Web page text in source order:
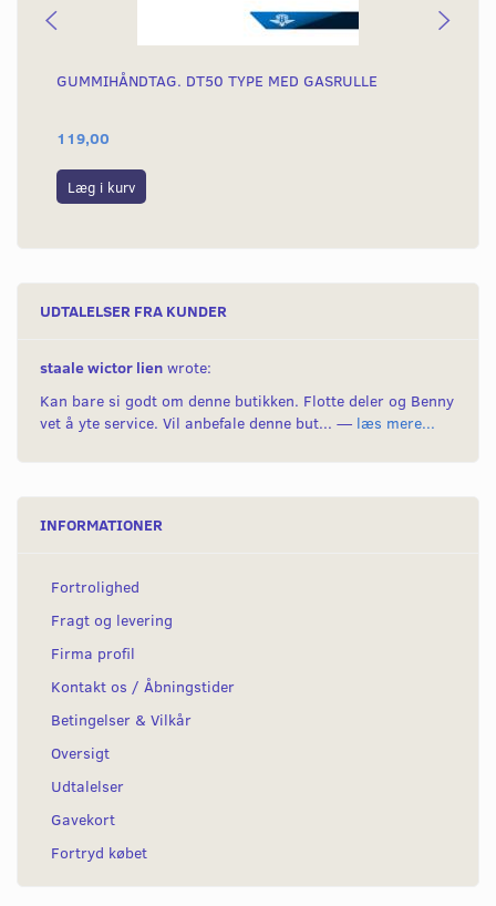
GUMMIHÅNDTAG. DT50 TYPE MED GASRULLE
119,00
Læg i kurv
UDTALELSER FRA KUNDER
staale wictor lien wrote:
Kan bare si godt om denne butikken. Flotte deler og Benny
vet å yte service. Vil anbefale denne but... — læs mere...
INFORMATIONER
Fortrolighed
Fragt og levering
Firma profil
Kontakt os / Åbningstider
Betingelser & Vilkår
Oversigt
Udtalelser
Gavekort
Fortryd købet